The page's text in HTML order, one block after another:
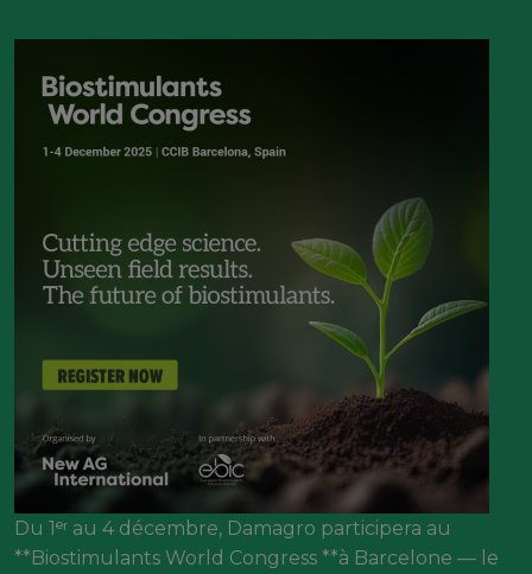
Du 1ᵉʳ au 4 décembre, Damagro participera au
**Biostimulants World Congress **à Barcelone — le